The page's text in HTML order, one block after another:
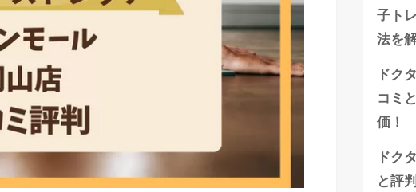
子ト
法を
ドク
コミ
価！
ドク
と評